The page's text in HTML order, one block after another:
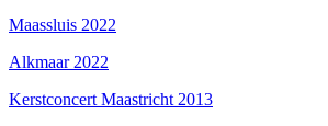
Maassluis 2022
Alkmaar 2022
Kerstconcert Maastricht 2013